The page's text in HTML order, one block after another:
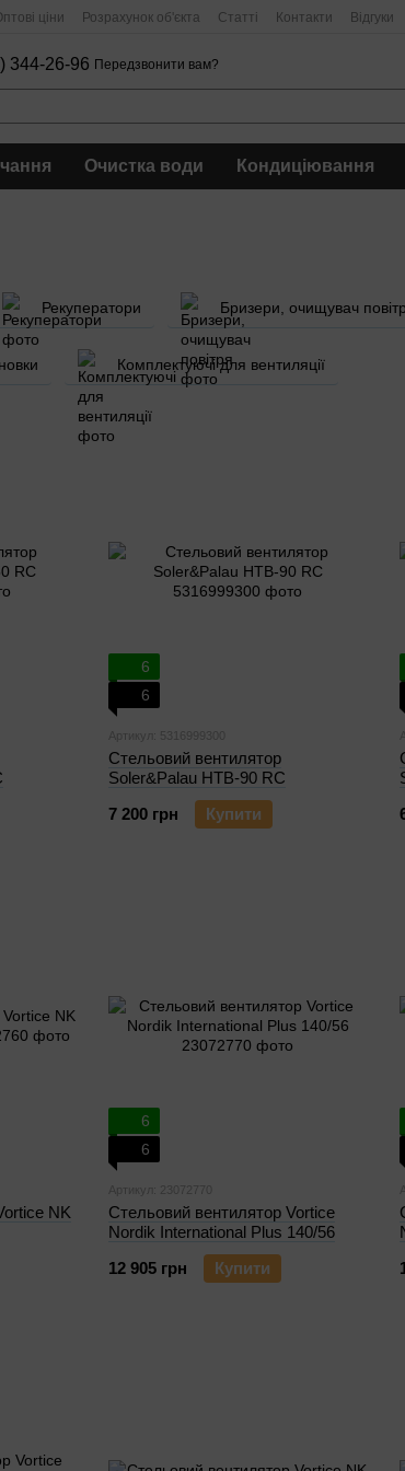
ціни Розрахунок об'єкта Статті Контакти Відгуки
344-26-96 Передзвонити вам?
Очистка води Кондиціювання
Рекуператори Бризери, очищувач
Комплектуючі для вентиляції
6
6
Артикул: 5316999300
Стельовий вентилятор
Soler&Palau HTB-90 RC
7 200 грн
Купити
NK
6
6
Артикул: 23072770
Стельовий вентилятор Vortice
Nordik International Plus 140/56
12 905 грн
Купити